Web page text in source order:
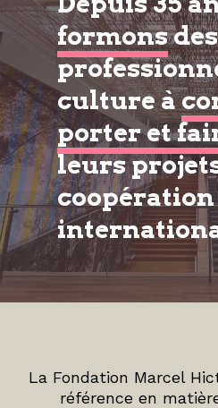
formonsdes
culture à
porter et
leurs
coopération
La Fondation Marcel
référence en